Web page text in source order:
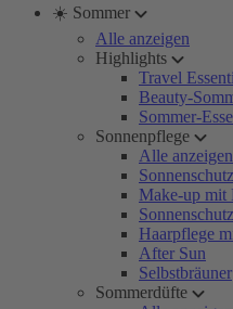
☀️ Sommer
Alle anzeigen
Highlights
Travel
Beauty-
Sommer-
Sonnenpflege
Alle anzeigen
Make-up mit
Haarpflege
After Sun
Selbstbräuner
Sommerdüfte